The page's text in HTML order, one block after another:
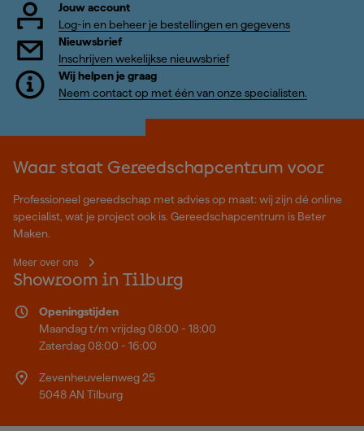
Jouw account
Log-in en beheer je bestellingen en gegevens
Nieuwsbrief
Inschrijven wekelijkse nieuwsbrief
Wij helpen je graag
Neem contact op met één van onze specialisten.
Waar staat Gereedschapcentrum voor
Professioneel gereedschap met advies op maat: wij zijn dé online
specialist, wat je project ook is. Gereedschapcentrum is Beter
Maken.
Meer over ons
Showroom in Tilburg
Openingstijden
Maandag t/m vrijdag 08:00 - 18:00
Zaterdag 08:00 - 16:00
Zevenheuvelenweg 25
5048 AN Tilburg